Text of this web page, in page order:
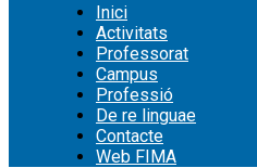
Inici
Activitats
Professorat
Campus
Professió
De re linguae
Contacte
Web FIMA